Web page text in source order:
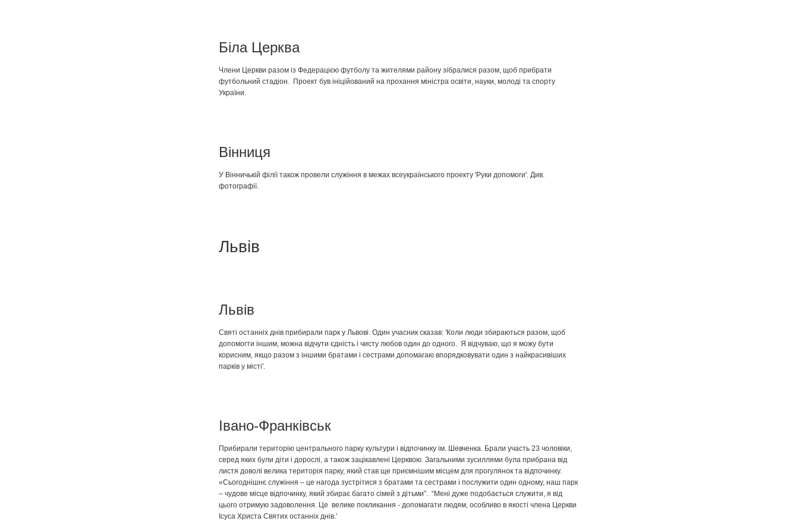
Біла Церква
Члени Церкви разом із Федерацією футболу та жителями району зібралися разом, щоб прибрати
футбольний стадіон. Проект був ініційований на прохання міністра освіти, науки, молоді та спорту
України.
Вінниця
У Вінничькій філії також провели служіння в межах всеукраїнського проекту 'Руки допомоги'. Див.
фотографії.
Львів
Львів
Святі останніх днів прибирали парк у Львові. Один учасник сказав: 'Коли люди збираються разом, щоб
допомогти іншим, можна відчути єдність і чисту любов один до одного. Я відчуваю, що я можу бути
корисним, якщо разом з іншими братами і сестрами допомагаю впорядковувати один з найкрасивіших
парків у місті'.
Івано-Франківськ
Прибирали територію центрального парку культури і відпочинку ім. Шевченка. Брали участь 23 чоловіки,
серед яких були діти і дорослі, а також зацікавлені Церквою. Загальними зусиллями була прибрана від
листя доволі велика територія парку, який став ще приємнішим місцем для прогулянок та відпочинку.
«Сьогоднішнє служіння – це нагода зустрітися з братами та сестрами і послужити один одному, наш парк
– чудове місце відпочинку, який збирає багато сімей з дітьми”. “Мені дуже подобається служити, я від
цього отримую задоволення. Це велике покликання - допомагати людям, особливо в якості члена Церкви
Ісуса Христа Святих останніх днів.'